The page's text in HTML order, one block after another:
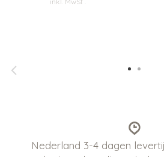
Nederland 3-4 dagen